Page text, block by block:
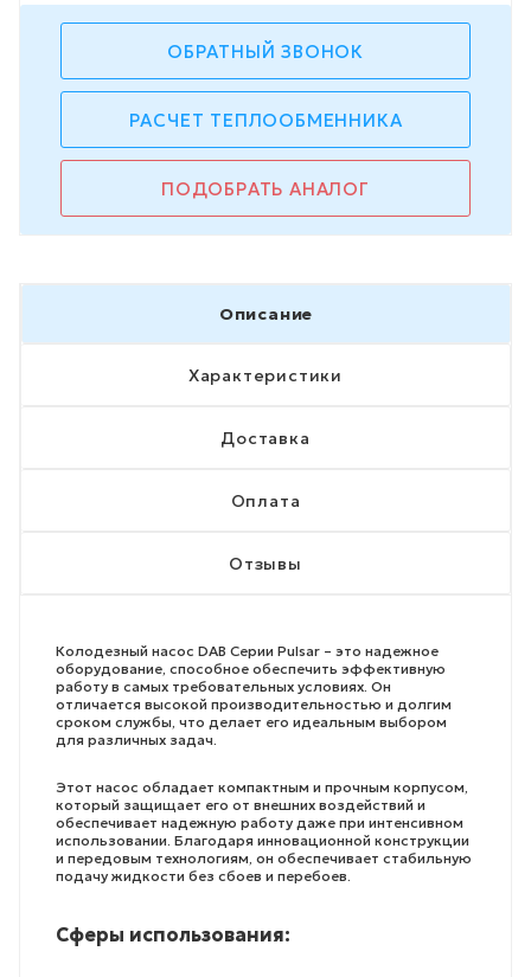
ОБРАТНЫЙ ЗВОНОК
РАСЧЕТ ТЕПЛООБМЕННИКА
ПОДОБРАТЬ АНАЛОГ
Описание
Характеристики
Доставка
Оплата
Отзывы
Колодезный насос DAB Серии Pulsar – это надежное
оборудование, способное обеспечить эффективную
работу в самых требовательных условиях. Он
отличается высокой производительностью и долгим
сроком службы, что делает его идеальным выбором
для различных задач.
Этот насос обладает компактным и прочным корпусом,
который защищает его от внешних воздействий и
обеспечивает надежную работу даже при интенсивном
использовании. Благодаря инновационной конструкции
и передовым технологиям, он обеспечивает стабильную
подачу жидкости без сбоев и перебоев.
Сферы использования: